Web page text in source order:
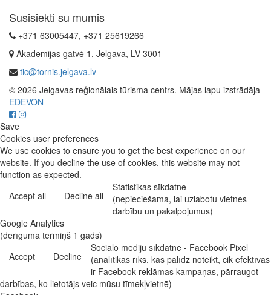
Susisiekti su mumis
+371 63005447, +371 25619266
Akadēmijas gatvė 1, Jelgava, LV-3001
tic@tornis.jelgava.lv
© 2026 Jelgavas reģionālais tūrisma centrs. Mājas lapu izstrādāja
EDEVON
Save
Cookies user preferences
We use cookies to ensure you to get the best experience on our
website. If you decline the use of cookies, this website may not
function as expected.
Accept all
Decline all
Statistikas sīkdatne
(nepieciešama, lai uzlabotu vietnes
darbību un pakalpojumus)
Google Analytics
(derīguma termiņš 1 gads)
Accept
Decline
Sociālo mediju sīkdatne - Facebook Pixel
(analītikas rīks, kas palīdz noteikt, cik efektīvas
ir Facebook reklāmas kampaņas, pārraugot
darbības, ko lietotājs veic mūsu tīmekļvietnē)